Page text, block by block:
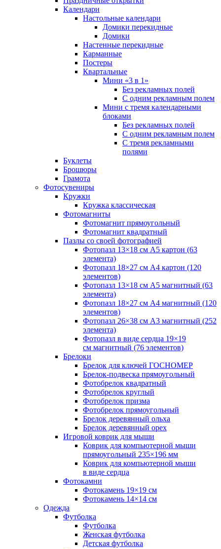
Календари
Настольные календари
Домики перекидные
Домики
Настенные перекидные
Карманные
Постеры
Квартальные
Мини «3 в 1»
Без рекламных полей
С одним рекламным полем
Мини с тремя календарными
блоками
Без рекламных полей
С одним рекламным полем
С тремя рекламными
полями
Буклеты
Брошюры
Грамота
Фотосувениры
Кружки
Кружка классическая
Фотомагниты
Фотомагнит прямоугольный
Фотомагнит квадратный
Пазлы со своей фотографией
Фотопазл 13×18 см А5 картон (63
элемента)
Фотопазл 18×27 см А4 картон (120
элементов)
Фотопазл 13×18 см А5 магнитный (63
элемента)
Фотопазл 18×27 см А4 магнитный (120
элементов)
Фотопазл 26×38 см А3 магнитный (252
элемента)
Фотопазл в виде сердца 19×19
см магнитный (76 элементов)
Брелоки
Брелок для ключей ГОСНОМЕР
Брелок-подвеска прямоугольный
Фотобрелок квадратный
Фотобрелок круглый
Фотобрелок призма
Фотобрелок прямоугольный
Брелок деревянный ольха
Брелок деревянный орех
Игровой коврик для мыши
Коврик для компьютерной мыши
прямоугольный 235×196 мм
Коврик для компьютерной мыши
в виде сердца
Фотокамни
Фотокамень 19×19 см
Фотокамень 14×14 см
Одежда
Футболка
Футболка
Женская футболка
Детская футболка